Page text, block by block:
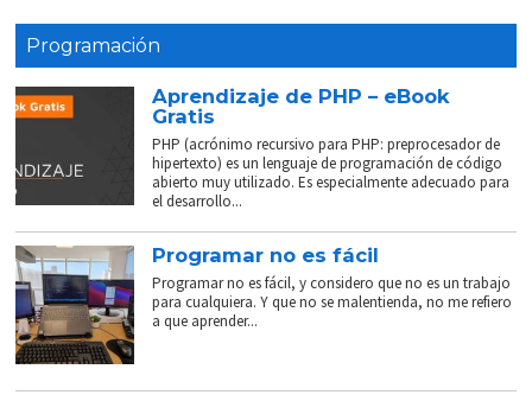
Programación
Aprendizaje de PHP – eBook
Gratis
PHP (acrónimo recursivo para PHP: preprocesador de
hipertexto) es un lenguaje de programación de código
abierto muy utilizado. Es especialmente adecuado para
el desarrollo...
Programar no es fácil
Programar no es fácil, y considero que no es un trabajo
para cualquiera. Y que no se malentienda, no me refiero
a que aprender...